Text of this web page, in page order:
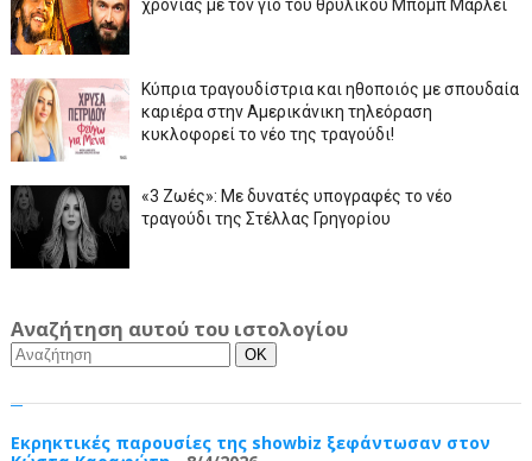
χρονιάς με τον γιο του θρυλικού Μπομπ Μάρλεϊ
Κύπρια τραγουδίστρια και ηθοποιός με σπουδαία
καριέρα στην Αμερικάνικη τηλεόραση
κυκλοφορεί το νέο της τραγούδι!
«3 Ζωές»: Με δυνατές υπογραφές το νέο
τραγούδι της Στέλλας Γρηγορίου
Αναζήτηση αυτού του ιστολογίου
Εκρηκτικές παρουσίες της showbiz ξεφάντωσαν στον